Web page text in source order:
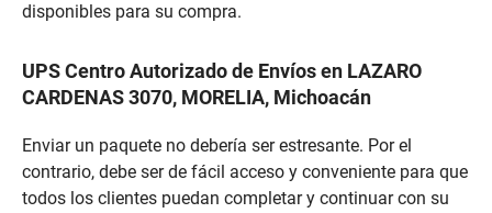
disponibles para su compra.
UPS Centro Autorizado de Envíos en LAZARO
CARDENAS 3070, MORELIA, Michoacán
Enviar un paquete no debería ser estresante. Por el
contrario, debe ser de fácil acceso y conveniente para que
todos los clientes puedan completar y continuar con su